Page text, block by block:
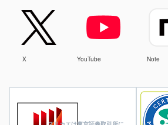
X YouTube Note